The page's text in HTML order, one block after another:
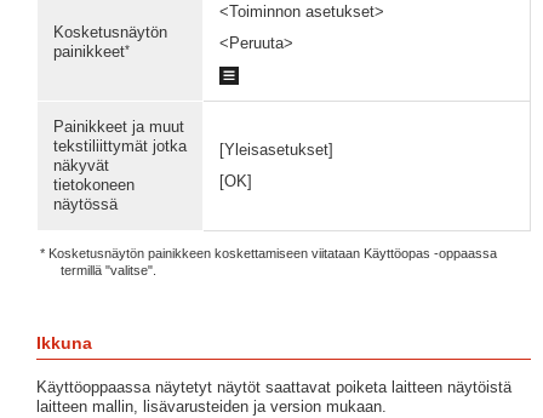
Kosketusnäytön
painikkeet*
<Toiminnon asetukset>
<Peruuta>
Painikkeet ja muut
tekstiliittymät jotka
näkyvät
tietokoneen
näytössä
[Yleisasetukset]
[OK]
* Kosketusnäytön painikkeen koskettamiseen viitataan Käyttöopas -oppaassa
termillä "valitse".
Ikkuna
Käyttöoppaassa näytetyt näytöt saattavat poiketa laitteen näytöistä
laitteen mallin, lisävarusteiden ja version mukaan.